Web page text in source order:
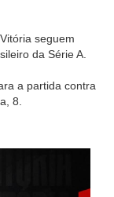
seguem
da Série A.
a partida contra
8.